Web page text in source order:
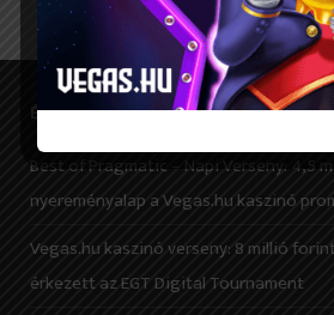
ÉRDEKES CIKKEK
Best of Pragmatic – Napi Verseny: 4,5
nyereményalap a Vegas.hu kaszinó
Vegas.hu kaszinó verseny: 8 millió
érkezett az EGT Digital Tournament